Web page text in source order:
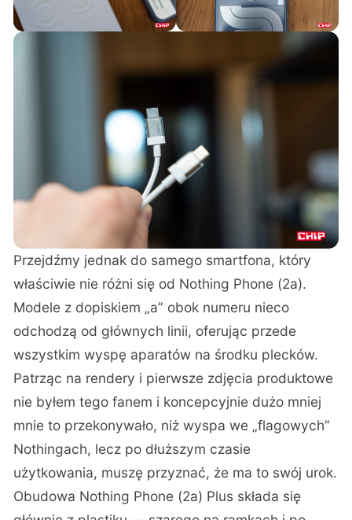
Przejdźmy jednak do samego smartfona, który
właściwie nie różni się od Nothing Phone (2a).
Modele z dopiskiem „a” obok numeru nieco
odchodzą od głównych linii, oferując przede
wszystkim wyspę aparatów na środku plecków.
Patrząc na rendery i pierwsze zdjęcia produktowe
nie byłem tego fanem i koncepcyjnie dużo mniej
mnie to przekonywało, niż wyspa we „flagowych”
Nothingach, lecz po dłuższym czasie
użytkowania, muszę przyznać, że ma to swój urok.
Obudowa Nothing Phone (2a) Plus składa się